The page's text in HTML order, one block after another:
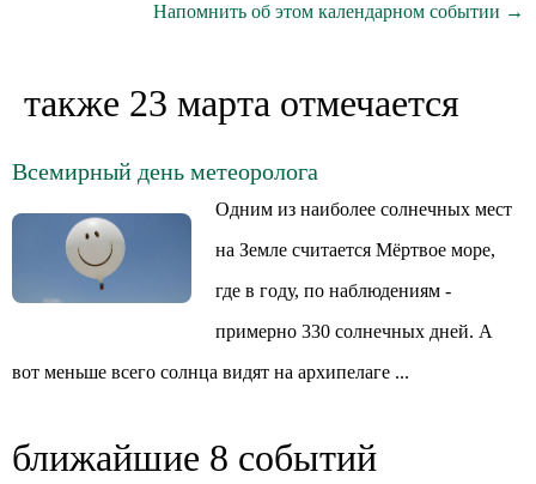
Напомнить об этом календарном событии →
также 23 марта отмечается
Всемирный день метеоролога
Одним из наиболее солнечных мест
на Земле считается Мёртвое море,
где в году, по наблюдениям -
примерно 330 солнечных дней. А
вот меньше всего солнца видят на архипелаге ...
ближайшие 8 событий